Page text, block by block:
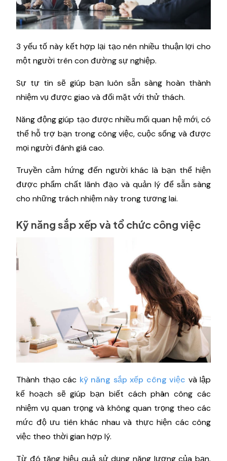
3 yếu tố này kết hợp lại tạo nên nhiều thuận lợi cho
một người trên con đường sự nghiệp.
Sự tự tin sẽ giúp bạn luôn sẵn sàng hoàn thành
nhiệm vụ được giao và đối mặt với thử thách.
Năng động giúp tạo được nhiều mối quan hệ mới, có
thể hỗ trợ bạn trong công việc, cuộc sống và được
mọi người đánh giá cao.
Truyền cảm hứng đến người khác là bạn thể hiện
được phẩm chất lãnh đạo và quản lý để sẵn sàng
cho những trách nhiệm này trong tương lai.
Kỹ năng sắp xếp và tổ chức công việc
Thành thạo các kỹ năng sắp xếp công việc và lập
kế hoạch sẽ giúp bạn biết cách phân công các
nhiệm vụ quan trọng và không quan trọng theo các
mức độ ưu tiên khác nhau và thực hiện các công
việc theo thời gian hợp lý.